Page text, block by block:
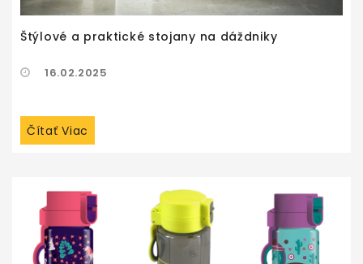
Štýlové a praktické stojany na dáždniky
16.02.2025
Čítať Viac